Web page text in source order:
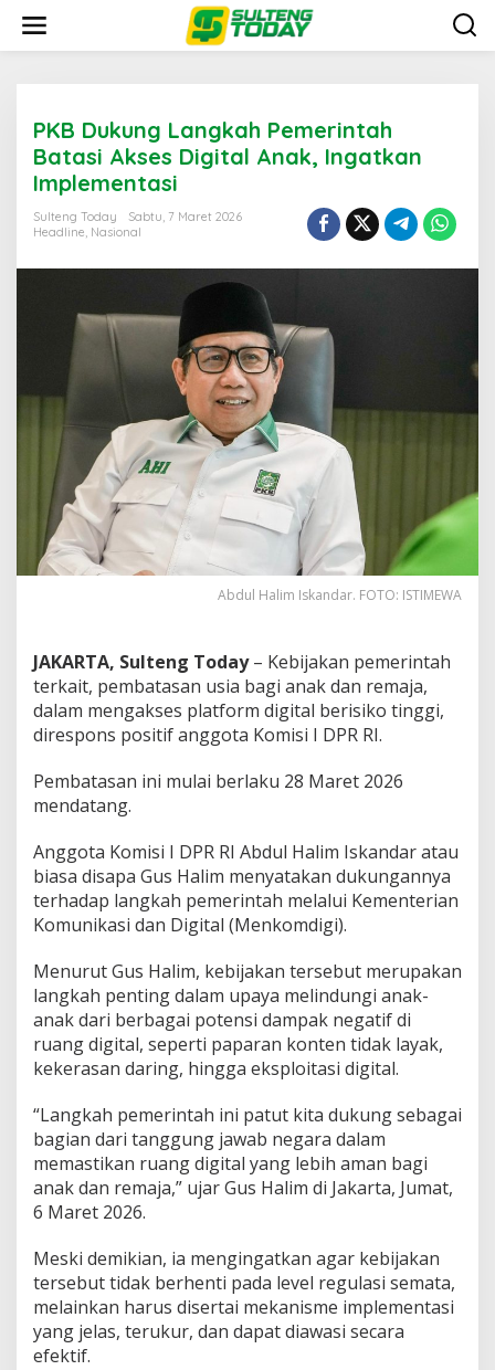
konten
PKB Dukung Langkah Pemerintah
Batasi Akses Digital Anak, Ingatkan
Implementasi
Sulteng Today
Sabtu, 7 Maret 2026
Headline, Nasional
Abdul Halim Iskandar. FOTO: ISTIMEWA
JAKARTA, Sulteng Today– Kebijakan pemerintah
terkait, pembatasan usia bagi anak dan remaja,
dalam mengakses platform digital berisiko tinggi,
direspons positif anggota Komisi I DPR RI.
Pembatasan ini mulai berlaku 28 Maret 2026
mendatang.
Anggota Komisi I DPR RI Abdul Halim Iskandar atau
biasa disapa Gus Halim menyatakan dukungannya
terhadap langkah pemerintah melalui Kementerian
Komunikasi dan Digital (Menkomdigi).
Menurut Gus Halim, kebijakan tersebut merupakan
langkah penting dalam upaya melindungi anak-
anak dari berbagai potensi dampak negatif di
ruang digital, seperti paparan konten tidak layak,
kekerasan daring, hingga eksploitasi digital.
“Langkah pemerintah ini patut kita dukung sebagai
bagian dari tanggung jawab negara dalam
memastikan ruang digital yang lebih aman bagi
anak dan remaja,” ujar Gus Halim di Jakarta, Jumat,
6 Maret 2026.
Meski demikian, ia mengingatkan agar kebijakan
tersebut tidak berhenti pada level regulasi semata,
melainkan harus disertai mekanisme implementasi
yang jelas, terukur, dan dapat diawasi secara
efektif.